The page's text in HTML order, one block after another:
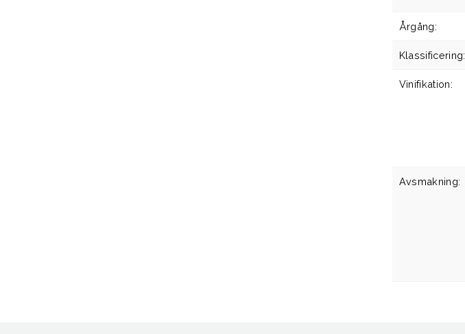
Årgång:
Klassificering:
Vinifikation:
Avsmakning: